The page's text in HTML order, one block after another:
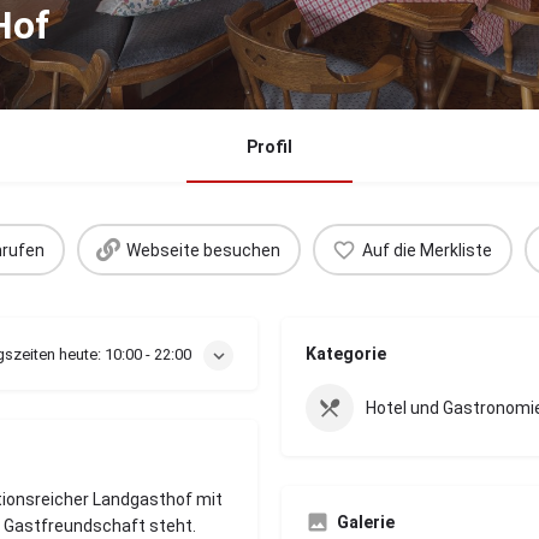
Profil
Webseite besuchen Auf die Merkliste
heute: 10:00 - 22:00
Landgasthof mit
Gastfreundschaft steht.
Kategorie
Hotel und
Galerie